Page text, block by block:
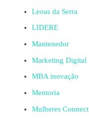
Leoas da Serra
LIDERE
Mantenedor
Marketing Digital
MBA inovação
Mentoria
Mulheres Connect